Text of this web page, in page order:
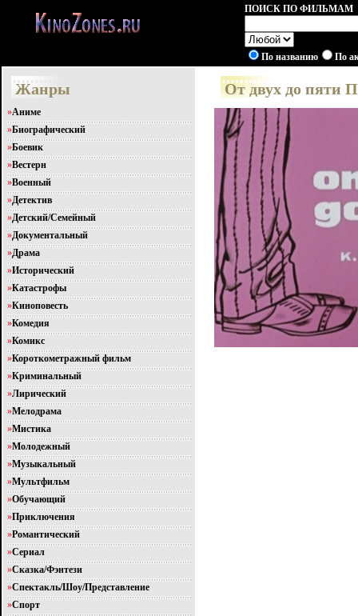
ПОИСК ПО ФИЛЬМАМ
По названию По
Жанры
»Аниме
»Биографический
»Боевик
»Вестерн
»Военный
»Детектив
»Детский/Семейный
»Документальный
»Драма
»Исторический
»Катастрофы
»Киноповесть
»Комедия
»Комикс
»Короткометражный фильм
»Криминальный
»Лирический
»Мелодрама
»Мистика
»Молодежный
»Музыкальный
»Мультфильм
»Обучающий
»Приключения
»Романтический
»Сериал
»Сказка/Фэнтези
»Спектакль/Шоу/Представление
»Спорт
От двух до пяти